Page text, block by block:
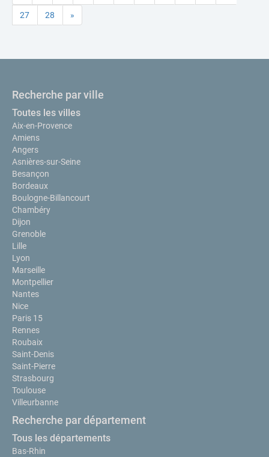
27 28 »
Recherche par ville
Toutes les villes
Aix-en-Provence
Amiens
Angers
Asnières-sur-Seine
Besançon
Bordeaux
Boulogne-Billancourt
Chambéry
Dijon
Grenoble
Lille
Lyon
Marseille
Montpellier
Nantes
Nice
Paris 15
Rennes
Roubaix
Saint-Denis
Saint-Pierre
Strasbourg
Toulouse
Villeurbanne
Recherche par département
Tous les départements
Bas-Rhin